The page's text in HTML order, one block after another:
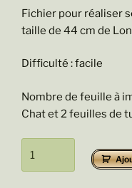
Fichier pour réaliser
taille de 44 cm de
Difficulté : facile
Nombre de feuille à
Chat et 2 feuilles de
de